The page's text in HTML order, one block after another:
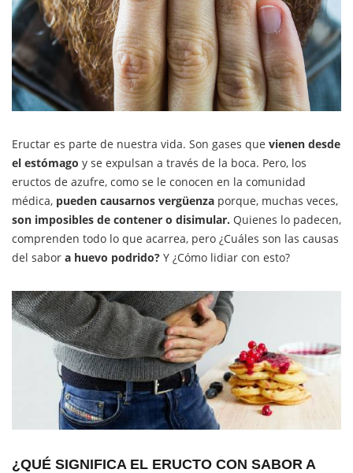
Eructar es parte de nuestra vida. Son gases que vienen desde
el estómago y se expulsan a través de la boca. Pero, los
eructos de azufre, como se le conocen en la comunidad
médica, pueden causarnos vergüenza porque, muchas veces,
son imposibles de contener o disimular. Quienes lo padecen,
comprenden todo lo que acarrea, pero ¿Cuáles son las causas
del sabor a huevo podrido? Y ¿Cómo lidiar con esto?
¿QUÉ SIGNIFICA EL ERUCTO CON SABOR A